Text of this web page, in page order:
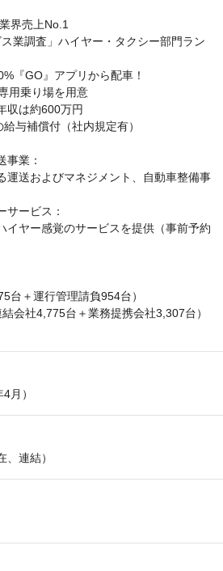
界売上No.1
業調査」ハイヤー・タクシー部門ラン
『GO』アプリから配車！
用乗り場を用意
収は約600万円
与補償付（社内規定有）
業：
運送およびマネジメント、自動車整備事
ービス：
イヤー感覚のサービスを提供（事前予約
＋運行管理請負954台）
会社4,775台＋業務提携会社3,307台）
月）
連結）